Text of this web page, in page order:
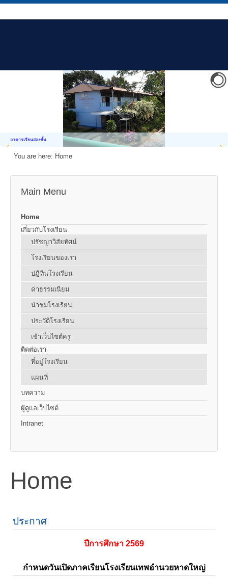
อาคารเรียนสองชั้น
You are here: Home
Main Menu
Home
เกี่ยวกับโรงเรียน
ปรัชญาวิสัยทัศน์
โรงเรียนของเรา
ปฏิทินโรงเรียน
ค่าธรรมเนียม
นำชมโรงเรียน
ประวัติโรงเรียน
เข้าเว็บไซต์ครู
ติดต่อเรา
ที่อยู่โรงเรียน
แผนที่
บทความ
ผู้ดูแลเว็บไซต์
Intranet
Home
ประกาศ
ปีการศึกษา 2569
กำหนดวันเปิดภาคเรียนโรงเรียนเทพอำนวยหาดใหญ่